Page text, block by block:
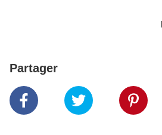
Partager